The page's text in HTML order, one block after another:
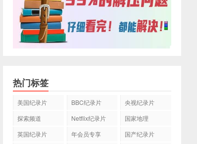
热门标签
美国纪录片 BBC纪录片
央视纪录片
探索频道
Netflix纪录片
国家地理
英国纪录片
年会员专享
国产纪录片